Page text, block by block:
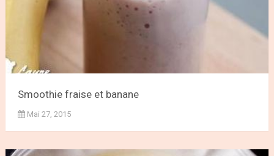
Smoothie fraise et banane
Mai 27, 2015